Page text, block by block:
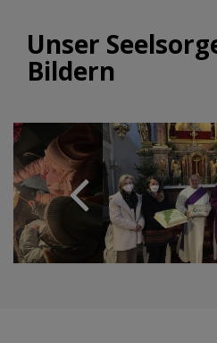
Unser
Bildern